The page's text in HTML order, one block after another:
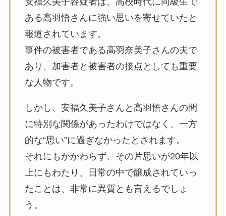
ある高羽悟さんに強い思いを寄せていたと
報道されています。
事件の被害者である高羽奈美子さんの夫で
あり、加害者と被害者の接点としても重要
な人物です。
しかし、安福久美子さんと高羽悟さんの間
に特別な関係があったわけではなく、一方
的な“思い”に過ぎなかったとされます。
それにもかかわらず、その片思いが20年以
上にもわたり、日常の中で醸成されていっ
たことは、非常に異質とも言えるでしょ
う。